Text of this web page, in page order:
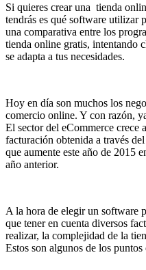
Si quieres crear una tienda
tendrás es qué software utilizar
una comparativa entre los
tienda online gratis, intentando
se adapta a tus necesidades.
Hoy en día son muchos los
comercio online. Y con razón,
El sector del eCommerce crece
facturación obtenida a través
que aumente este año de 2015
año anterior.
A la hora de elegir un software
que tener en cuenta diversos
realizar, la complejidad de la
Estos son algunos de los puntos